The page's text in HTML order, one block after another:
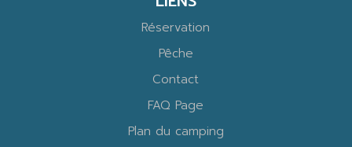
Réservation
Pêche
Contact
FAQ Page
Plan du camping